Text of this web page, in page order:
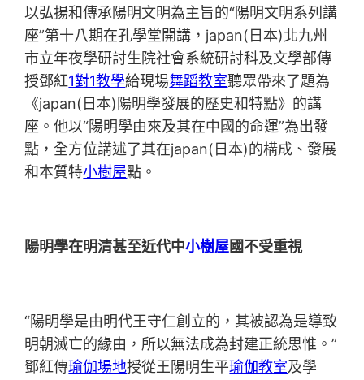
以弘揚和傳承陽明文明為主旨的“陽明文明系列講
座”第十八期在孔學堂開講，japan(日本)北九州
市立年夜學研討生院社會系統研討科及文學部傳
授鄧紅1對1教學給現場舞蹈教室聽眾帶來了題為
《japan(日本)陽明學發展的歷史和特點》的講
座。他以“陽明學由來及其在中國的命運”為出發
點，全方位講述了其在japan(日本)的構成、發展
和本質特小樹屋點。
陽明學在明清甚至近代中小樹屋國不受重視
“陽明學是由明代王守仁創立的，其被認為是導致
明朝滅亡的緣由，所以無法成為封建正統思惟。”
鄧紅傳瑜伽場地授從王陽明生平瑜伽教室及學